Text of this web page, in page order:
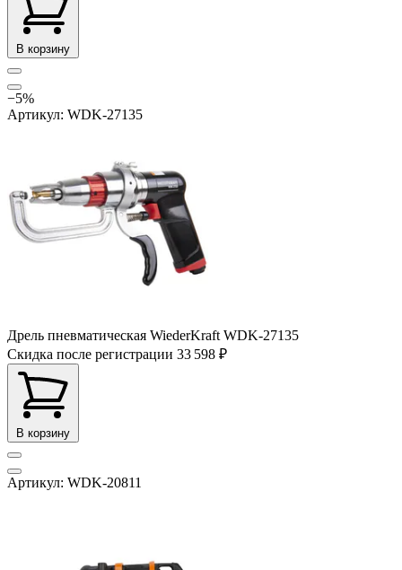
В корзину
−5%
Артикул: WDK-27135
Дрель пневматическая WiederKraft WDK-27135
Скидка после регистрации 33 598 ₽
В корзину
Артикул: WDK-20811